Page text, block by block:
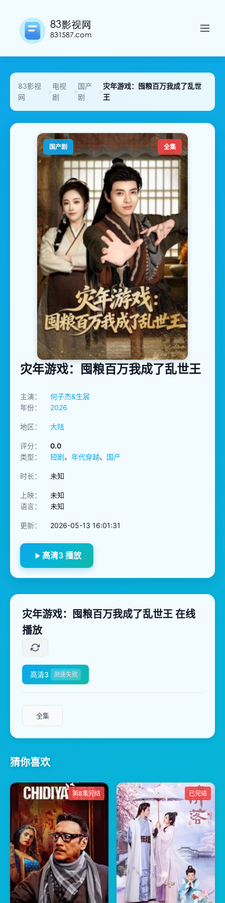
83影视
网
>
电视
剧
>
国产
剧
>
灾年游戏：囤粮百万我成了乱世
王
国产剧 全集
灾年游戏：囤粮百万我成了乱世王
主演：
何子杰&生宸
年份：
2026
地区： 大陆
评分：
0.0
类型：
短剧、 年代穿越、 国产
时长： 未知
上映：
未知
语言：
未知
更新： 2026-05-13 16:01:31
高清3 播放
灾年游戏：囤粮百万我成了乱世王 在线
播放
高清3 测速失败
全集
猜你喜欢
第8集完结 已完结